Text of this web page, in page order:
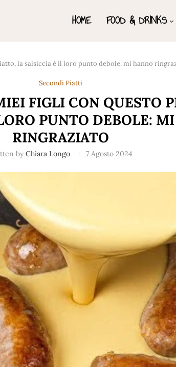
HOME FOOD & DRINKS
la salsiccia è il loro punto debole: mi hanno
Secondi Piatti
FIGLI CON QUESTO
PUNTO DEBOLE:
RINGRAZIATO
by Chiara Longo 7 Agosto 2024